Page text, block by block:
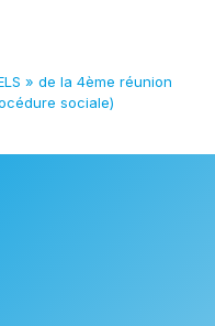
» de la 4ème réunion
sociale)